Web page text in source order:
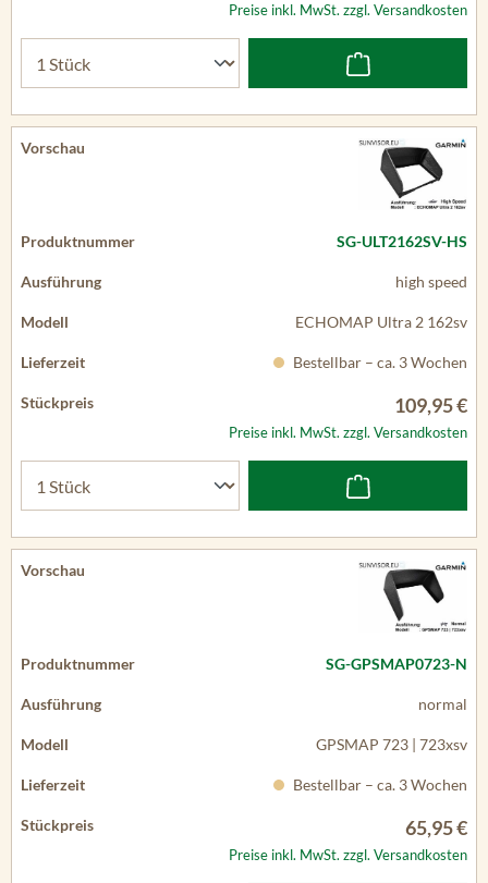
Preise inkl. MwSt. zzgl. Versandkosten
SG-ULT2162SV-HS
high speed
ECHOMAP Ultra 2 162sv
Bestellbar – ca. 3 Wochen
109,95 €
Preise inkl. MwSt. zzgl. Versandkosten
SG-GPSMAP0723-N
normal
GPSMAP 723 | 723xsv
Bestellbar – ca. 3 Wochen
65,95 €
Preise inkl. MwSt. zzgl. Versandkosten